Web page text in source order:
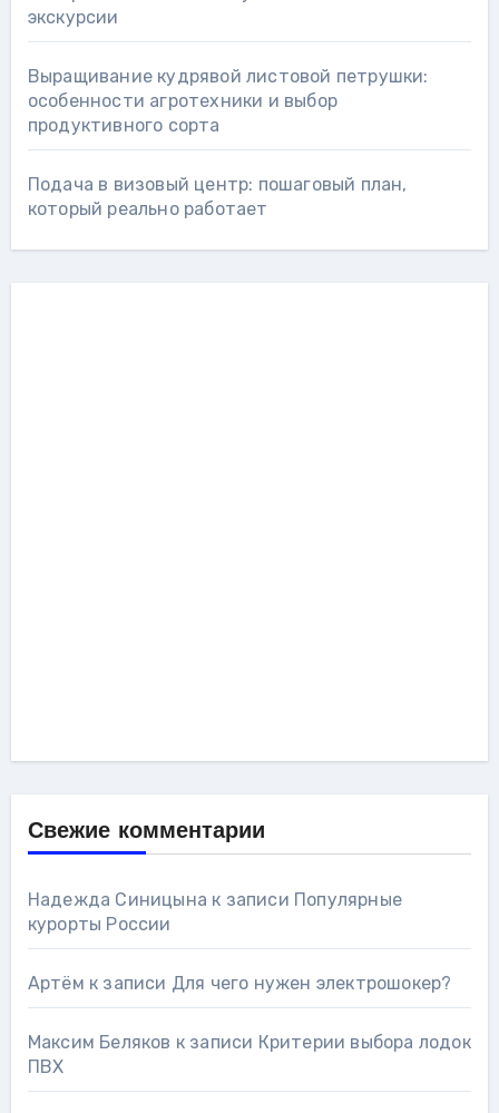
экскурсии
Выращивание кудрявой листовой петрушки:
особенности агротехники и выбор
продуктивного сорта
Подача в визовый центр: пошаговый план,
который реально работает
Свежие комментарии
Надежда Синицына к записи Популярные
курорты России
Артём к записи Для чего нужен электрошокер?
Максим Беляков к записи Критерии выбора лодок
ПВХ